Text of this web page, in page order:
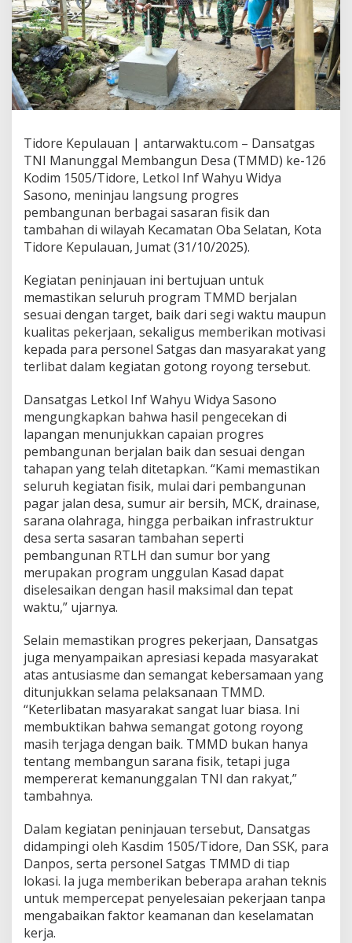
Tidore Kepulauan | antarwaktu.com – Dansatgas
TNI Manunggal Membangun Desa (TMMD) ke-126
Kodim 1505/Tidore, Letkol Inf Wahyu Widya
Sasono, meninjau langsung progres
pembangunan berbagai sasaran fisik dan
tambahan di wilayah Kecamatan Oba Selatan, Kota
Tidore Kepulauan, Jumat (31/10/2025).
Kegiatan peninjauan ini bertujuan untuk
memastikan seluruh program TMMD berjalan
sesuai dengan target, baik dari segi waktu maupun
kualitas pekerjaan, sekaligus memberikan motivasi
kepada para personel Satgas dan masyarakat yang
terlibat dalam kegiatan gotong royong tersebut.
Dansatgas Letkol Inf Wahyu Widya Sasono
mengungkapkan bahwa hasil pengecekan di
lapangan menunjukkan capaian progres
pembangunan berjalan baik dan sesuai dengan
tahapan yang telah ditetapkan. “Kami memastikan
seluruh kegiatan fisik, mulai dari pembangunan
pagar jalan desa, sumur air bersih, MCK, drainase,
sarana olahraga, hingga perbaikan infrastruktur
desa serta sasaran tambahan seperti
pembangunan RTLH dan sumur bor yang
merupakan program unggulan Kasad dapat
diselesaikan dengan hasil maksimal dan tepat
waktu,” ujarnya.
Selain memastikan progres pekerjaan, Dansatgas
juga menyampaikan apresiasi kepada masyarakat
atas antusiasme dan semangat kebersamaan yang
ditunjukkan selama pelaksanaan TMMD.
“Keterlibatan masyarakat sangat luar biasa. Ini
membuktikan bahwa semangat gotong royong
masih terjaga dengan baik. TMMD bukan hanya
tentang membangun sarana fisik, tetapi juga
mempererat kemanunggalan TNI dan rakyat,”
tambahnya.
Dalam kegiatan peninjauan tersebut, Dansatgas
didampingi oleh Kasdim 1505/Tidore, Dan SSK, para
Danpos, serta personel Satgas TMMD di tiap
lokasi. Ia juga memberikan beberapa arahan teknis
untuk mempercepat penyelesaian pekerjaan tanpa
mengabaikan faktor keamanan dan keselamatan
kerja.